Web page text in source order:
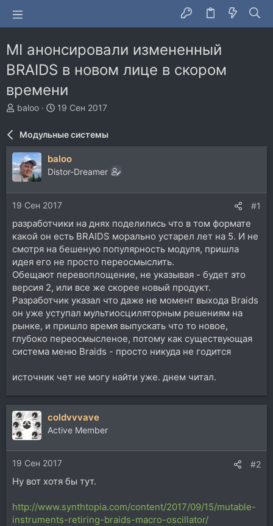
MI анонсировали измененный
BRAIDS в новом лице в скором
времени
А
т
р
т
е
ы
baloo
Д
н
а
ч
л
а
19 Сен 2017
Модульные системы
baloo
Distor-Dreamer
19 Сен 2017 #1
разработчики на днях поделились что в том формате
какой он есть BRAIDS морально устарел лет на 5. И не
смотря на бешеную популярность модуля, пришла
идея его не просто переосмыслить.
Обещают перевоплощение, не указывая - будет это
версия 2, или все же скорее новый продукт.
Разработчик указал что даже не момент выхода Braids
он уже уступал мультиосциляторным решениям на
рынке, и пришло время выпускать что то новое,
глубоко переосмысленое, потому как существующая
система меню Braids - просто никуда не годится
источник чет не могу найти уже. днем читал.
coldvvvave
Active Member
19 Сен 2017 #2
Ну вот хотя бы тут.
http://www.synthtopia.com/content/2017/09/15/mutable-
instruments-retiring-braids-macro-oscillator/